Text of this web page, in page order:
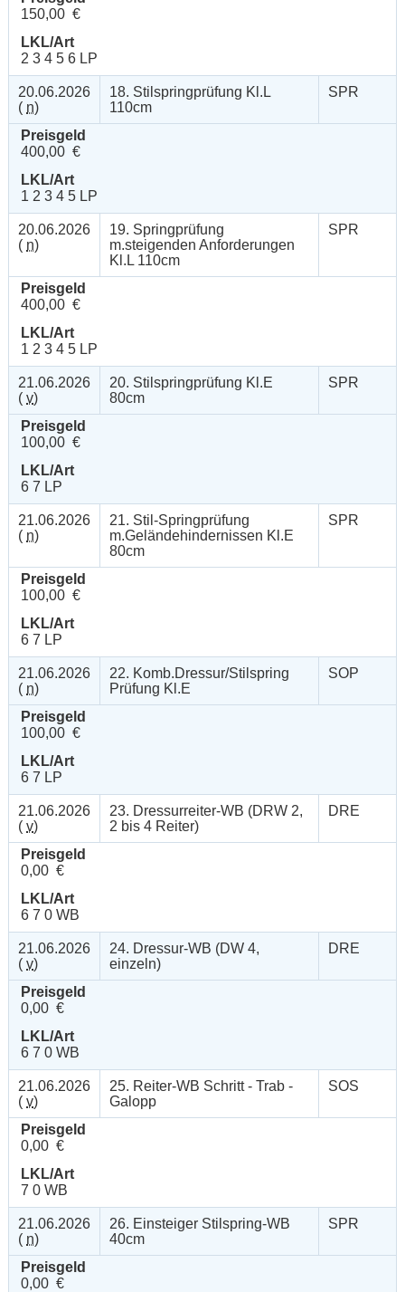
150,00 €
LKL/Art
2 3 4 5 6 LP
20.06.2026
( n)
18. Stilspringprüfung Kl.L
110cm
SPR
Preisgeld
400,00 €
LKL/Art
1 2 3 4 5 LP
20.06.2026
( n)
19. Springprüfung
m.steigenden Anforderungen
Kl.L 110cm
SPR
Preisgeld
400,00 €
LKL/Art
1 2 3 4 5 LP
21.06.2026
( v)
20. Stilspringprüfung Kl.E
80cm
SPR
Preisgeld
100,00 €
LKL/Art
6 7 LP
21.06.2026
( n)
21. Stil-Springprüfung
m.Geländehindernissen Kl.E
80cm
SPR
Preisgeld
100,00 €
LKL/Art
6 7 LP
21.06.2026
( n)
22. Komb.Dressur/Stilspring
Prüfung Kl.E
SOP
Preisgeld
100,00 €
LKL/Art
6 7 LP
21.06.2026
( v)
23. Dressurreiter-WB (DRW 2,
2 bis 4 Reiter)
DRE
Preisgeld
0,00 €
LKL/Art
6 7 0 WB
21.06.2026
( v)
24. Dressur-WB (DW 4,
einzeln)
DRE
Preisgeld
0,00 €
LKL/Art
6 7 0 WB
21.06.2026
( v)
25. Reiter-WB Schritt - Trab -
Galopp
SOS
Preisgeld
0,00 €
LKL/Art
7 0 WB
21.06.2026
( n)
26. Einsteiger Stilspring-WB
40cm
SPR
Preisgeld
0,00 €